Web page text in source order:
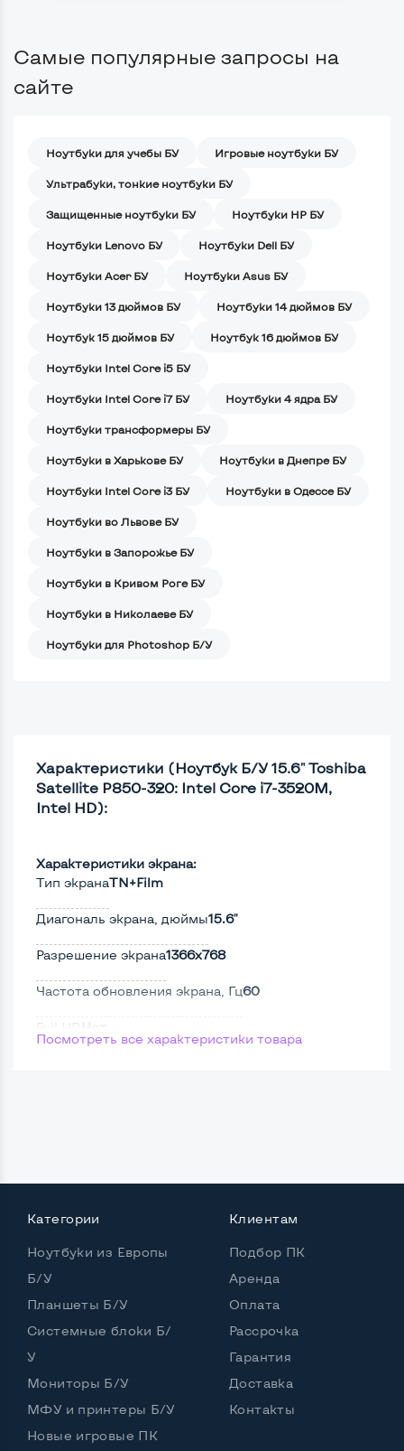
Самые популярные запросы на
сайте
Ноутбуки для учебы БУ Игровые ноутбуки БУ
Ультрабуки, тонкие ноутбуки БУ
Защищенные ноутбуки БУ Ноутбуки HP БУ
Ноутбуки Lenovo БУ Ноутбуки Dell БУ
Ноутбуки Acer БУ Ноутбуки Asus БУ
Ноутбуки 13 дюймов БУ Ноутбуки 14 дюймов БУ
Ноутбук 15 дюймов БУ Ноутбук 16 дюймов БУ
Ноутбуки Intel Core i5 БУ
Ноутбуки Intel Core i7 БУ Ноутбуки 4 ядра БУ
Ноутбуки трансформеры БУ
Ноутбуки в Харькове БУ Ноутбуки в Днепре БУ
Ноутбуки Intel Core i3 БУ Ноутбуки в Одессе БУ
Ноутбуки во Львове БУ
Ноутбуки в Запорожье БУ
Ноутбуки в Кривом Роге БУ
Ноутбуки в Николаеве БУ
Ноутбуки для Photoshop Б/У
Характеристики (Ноутбук Б/У 15.6" Toshiba
Satellite P850-320: Intel Core i7-3520M,
Intel HD):
Характеристики экрана:
Тип экранаTN+Film
Диагональ экрана, дюймы15.6"
Разрешение экрана1366x768
Частота обновления экрана, Гц60
Full HD Нет
Мощность:
Частота процессора (базовая-максимальная)
Intel Core i7-3520M (2,90 - 3,60 GHz)
Тип оперативной памяти
DDR3
SSD 2,5" или HDD
Посмотреть все характеристики товара
Категории
Ноутбуки из Европы
Б/У
Планшеты Б/У
Системные блоки Б/
У
Мониторы Б/У
МФУ и принтеры Б/У
Новые игровые ПК
Клиентам
Подбор ПК
Аренда
Оплата
Рассрочка
Гарантия
Доставка
Контакты